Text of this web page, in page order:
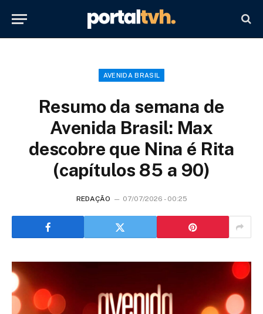
AVENIDA BRASIL
Resumo da semana de
Avenida Brasil: Max
descobre que Nina é Rita
(capítulos 85 a 90)
REDAÇÃO 07/07/2026 - 00:25